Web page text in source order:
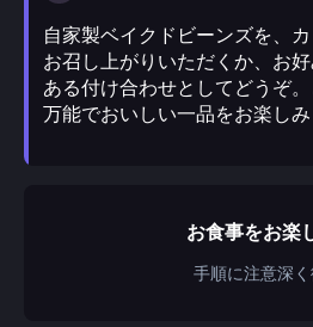
自家製ベイクドビーンズを、
お召し上がりいただくか、お
ある付け合わせとしてどうぞ
万能でおいしい一品をお楽しみ
お食事をお楽
手順に注意深